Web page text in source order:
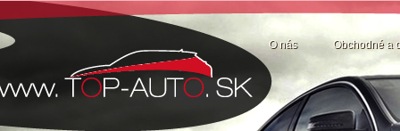
O nás Obchodné a